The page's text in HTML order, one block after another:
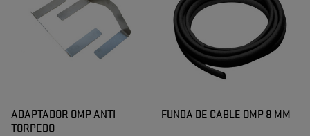
ADAPTADOR OMP ANTI-
TORPEDO
FUNDA DE CABLE OMP 8 MM